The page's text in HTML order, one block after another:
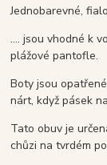
Jednobarevné,
.... jsou vhodné k
plážové pantofle.
Boty jsou
nárt, když pásek
Tato obuv je
chůzi na tvrdém